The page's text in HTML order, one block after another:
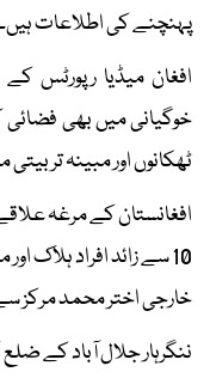
پہنچنے کی اطلاعات ہیں۔
افغان میڈیا رپورٹس
خوگیانی میں بھی
ٹھکانوں اور مبینہ تربیتی
افغانستان کے مرغہ
10 سے زائد افراد ہلاک
خارجی اختر محمد
ننگرہار جلال آباد کے